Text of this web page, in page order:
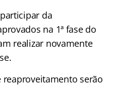
da
na 1ª fase do
realizar novamente
reaproveitamento serão